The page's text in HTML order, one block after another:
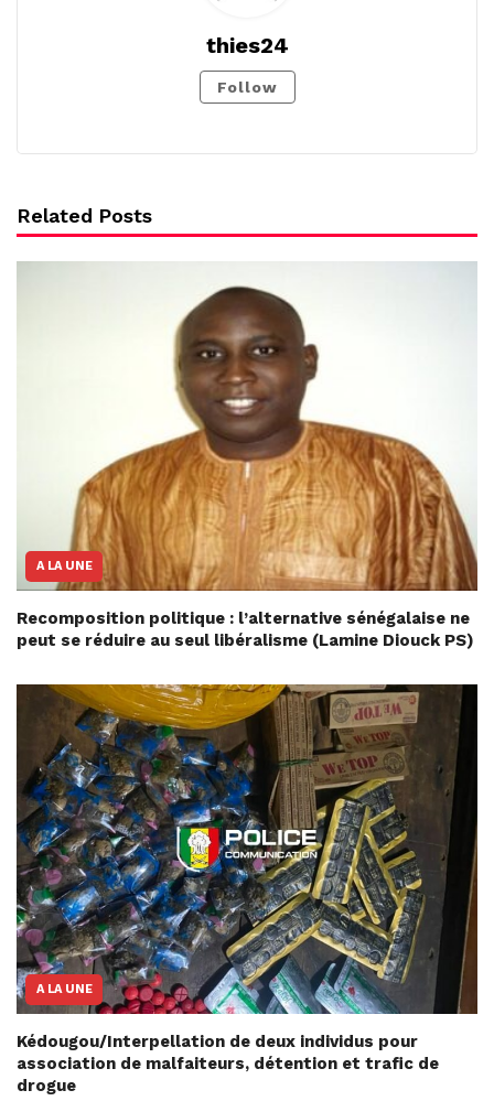
thies24
Follow
Related Posts
A LA UNE
Recomposition politique : l’alternative sénégalaise ne
peut se réduire au seul libéralisme (Lamine Diouck PS)
A LA UNE
Kédougou/Interpellation de deux individus pour
association de malfaiteurs, détention et trafic de
drogue